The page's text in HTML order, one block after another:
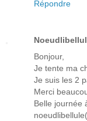
Répondre
Bonjour,
Je tente ma
Je suis les 2
Merci
Belle journée